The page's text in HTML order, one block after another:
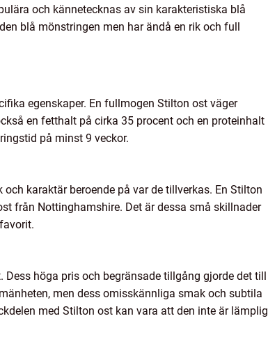
och kännetecknas av sin karakteristiska blå
blå mönstringen men har ändå en rik och full
egenskaper. En fullmogen Stilton ost väger
en fetthalt på cirka 35 procent och en proteinhalt
på minst 9 veckor.
karaktär beroende på var de tillverkas. En Stilton
från Nottinghamshire. Det är dessa små skillnader
höga pris och begränsade tillgång gjorde det till
men dess omisskännliga smak och subtila
med Stilton ost kan vara att den inte är lämplig